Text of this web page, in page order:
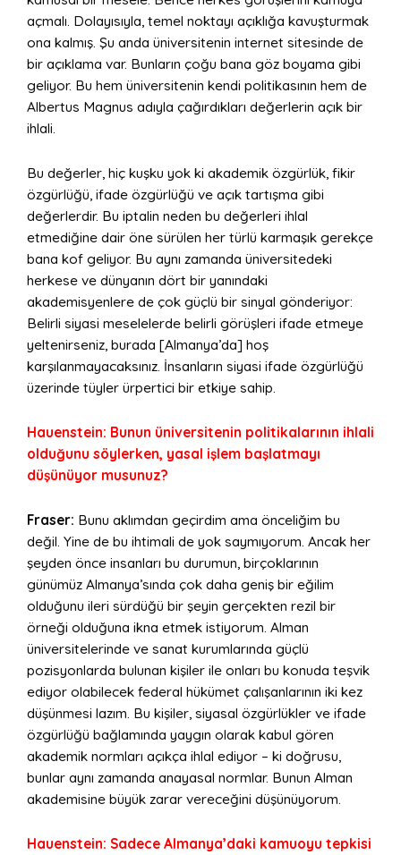
açmalı. Dolayısıyla, temel noktayı açıklığa kavuşturmak
ona kalmış. Şu anda üniversitenin internet sitesinde de
bir açıklama var. Bunların çoğu bana göz boyama gibi
geliyor. Bu hem üniversitenin kendi politikasının hem de
Albertus Magnus adıyla çağırdıkları değerlerin açık bir
ihlali.
Bu değerler, hiç kuşku yok ki akademik özgürlük, fikir
özgürlüğü, ifade özgürlüğü ve açık tartışma gibi
değerlerdir. Bu iptalin neden bu değerleri ihlal
etmediğine dair öne sürülen her türlü karmaşık gerekçe
bana kof geliyor. Bu aynı zamanda üniversitedeki
herkese ve dünyanın dört bir yanındaki
akademisyenlere de çok güçlü bir sinyal gönderiyor:
Belirli siyasi meselelerde belirli görüşleri ifade etmeye
yeltenirseniz, burada [Almanya’da] hoş
karşılanmayacaksınız. İnsanların siyasi ifade özgürlüğü
üzerinde tüyler ürpertici bir etkiye sahip.
Hauenstein: Bunun üniversitenin politikalarının ihlali
olduğunu söylerken, yasal işlem başlatmayı
düşünüyor musunuz?
Fraser: Bunu aklımdan geçirdim ama önceliğim bu
değil. Yine de bu ihtimali de yok saymıyorum. Ancak her
şeyden önce insanları bu durumun, birçoklarının
günümüz Almanya’sında çok daha geniş bir eğilim
olduğunu ileri sürdüğü bir şeyin gerçekten rezil bir
örneği olduğuna ikna etmek istiyorum. Alman
üniversitelerinde ve sanat kurumlarında güçlü
pozisyonlarda bulunan kişiler ile onları bu konuda teşvik
ediyor olabilecek federal hükümet çalışanlarının iki kez
düşünmesi lazım. Bu kişiler, siyasal özgürlükler ve ifade
özgürlüğü bağlamında yaygın olarak kabul gören
akademik normları açıkça ihlal ediyor – ki doğrusu,
bunlar aynı zamanda anayasal normlar. Bunun Alman
akademisine büyük zarar vereceğini düşünüyorum.
Hauenstein: Sadece Almanya’daki kamuoyu tepkisi